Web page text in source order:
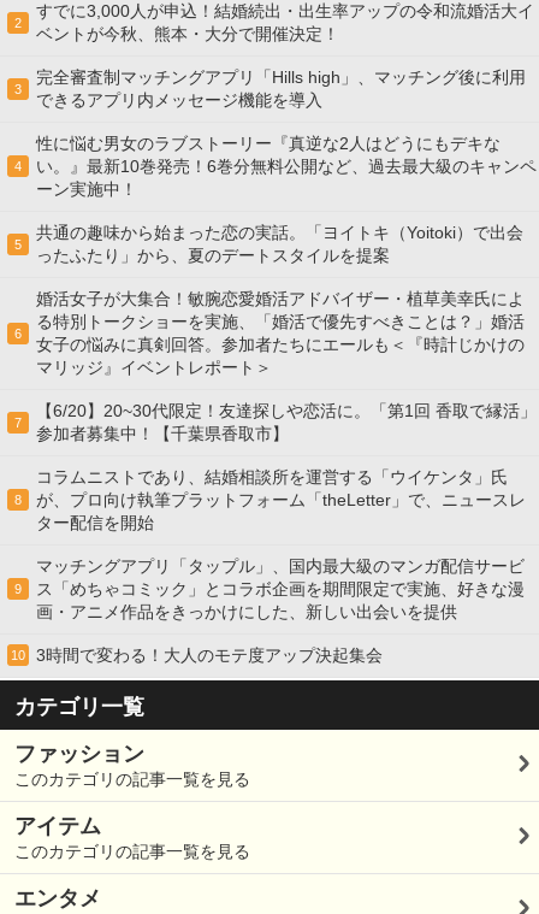
2
すでに3,000人が申込！結婚続出・出生率アップの令和流婚活大イ
ベントが今秋、熊本・大分で開催決定！
3
完全審査制マッチングアプリ「Hills high」、マッチング後に利用
できるアプリ内メッセージ機能を導入
4
性に悩む男女のラブストーリー『真逆な2人はどうにもデキな
い。』最新10巻発売！6巻分無料公開など、過去最大級のキャンペ
ーン実施中！
5
共通の趣味から始まった恋の実話。「ヨイトキ（Yoitoki）で出会
ったふたり」から、夏のデートスタイルを提案
6
婚活女子が大集合！敏腕恋愛婚活アドバイザー・植草美幸氏によ
る特別トークショーを実施、「婚活で優先すべきことは？」婚活
女子の悩みに真剣回答。参加者たちにエールも＜『時計じかけの
マリッジ』イベントレポート＞
7
【6/20】20~30代限定！友達探しや恋活に。「第1回 香取で縁活」
参加者募集中！【千葉県香取市】
8
コラムニストであり、結婚相談所を運営する「ウイケンタ」氏
が、プロ向け執筆プラットフォーム「theLetter」で、ニュースレ
ター配信を開始
9
マッチングアプリ「タップル」、国内最大級のマンガ配信サービ
ス「めちゃコミック」とコラボ企画を期間限定で実施、好きな漫
画・アニメ作品をきっかけにした、新しい出会いを提供
10 3時間で変わる！大人のモテ度アップ決起集会
カテゴリ一覧
ファッション
このカテゴリの記事一覧を見る
アイテム
このカテゴリの記事一覧を見る
エンタメ